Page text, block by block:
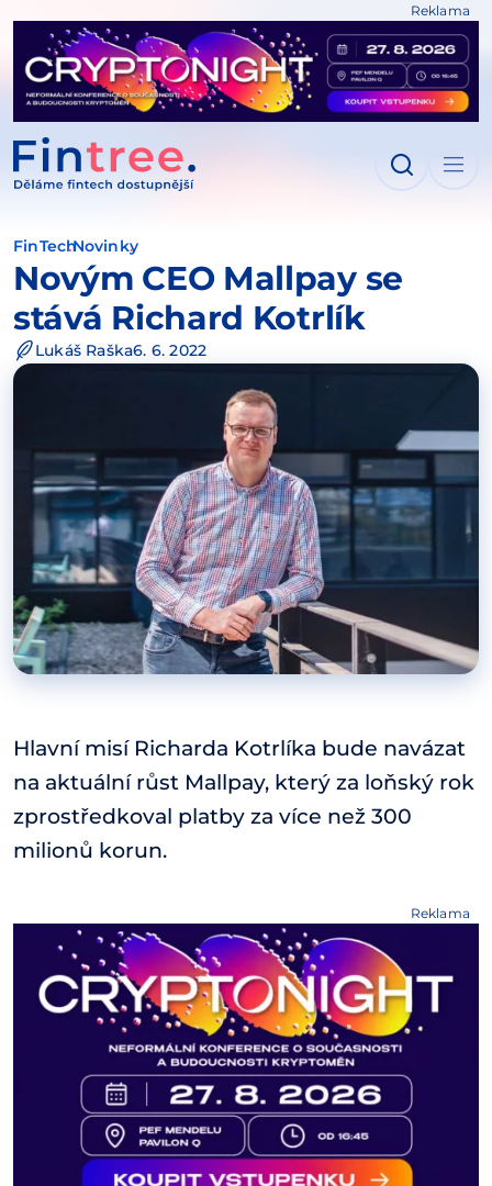
Reklama
FinTechNovinky
Novým CEO Mallpay se
stává Richard Kotrlík
Lukáš Raška6. 6. 2022
Hlavní misí Richarda Kotrlíka bude navázat
na aktuální růst Mallpay, který za loňský rok
zprostředkoval platby za více než 300
milionů korun.
Reklama